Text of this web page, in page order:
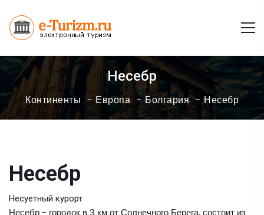
Несебр
Континенты Европа Болгария Несебр
Несебр
Несуетный курорт
Несебр - городок в 3 км от Солнечного Берега, состоит из